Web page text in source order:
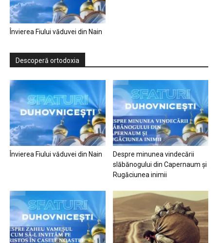
Învierea Fiului văduvei din Nain
Descoperă ortodoxia
Învierea Fiului văduvei din Nain
Despre minunea vindecării
slăbănogului din Capernaum și
Rugăciunea inimii